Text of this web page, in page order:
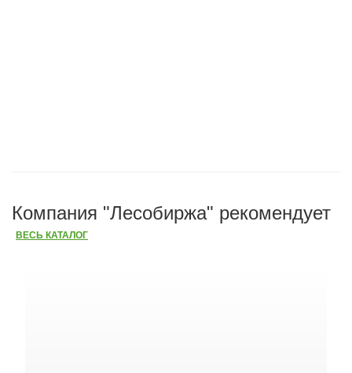
Компания "Лесобиржа" рекомендует
ВЕСЬ КАТАЛОГ